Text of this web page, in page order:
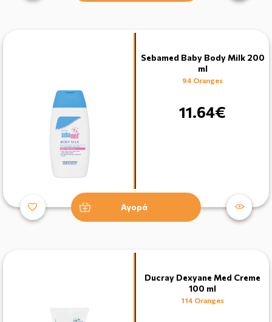
Sebamed Baby Body Milk 200
ml
94 Oranges
11.64€
Αγορά
Ducray Dexyane Med Creme
100 ml
114 Oranges